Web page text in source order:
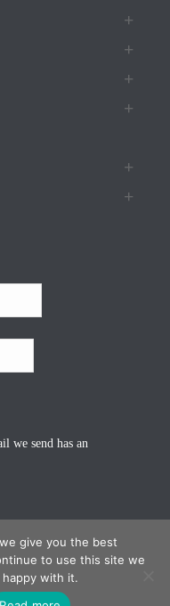
we send has an
give you the best
to use this site we
with it.